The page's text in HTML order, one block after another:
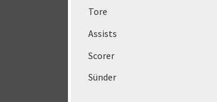
Tore
Assists
Scorer
Sünder